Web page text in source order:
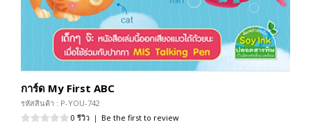
การ์ด My First ABC
รหัสสินค้า : P-YOU-742
0 รีวิว | Be the first to review